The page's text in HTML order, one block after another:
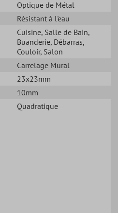
Optique de Métal
Résistant à l'eau
Cuisine, Salle de Bain,
Buanderie, Débarras,
Couloir, Salon
Carrelage Mural
23x23mm
10mm
Quadratique